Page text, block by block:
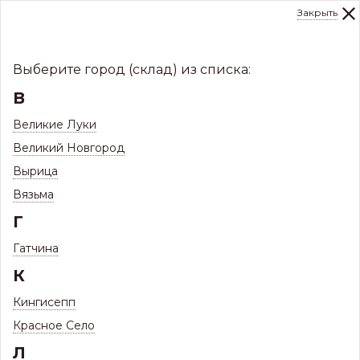
291-000
Закрыть
Выберите город (склад) из списка:
В
Великие Луки
Великий Новгород
Вырица
Вязьма
Г
Гатчина
К
Кингисепп
Красное Село
Л